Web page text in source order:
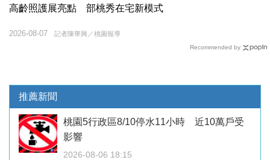
高齡照護展亮點 部桃秀在宅新模式
記者陳華興／桃園報導
2026-08-07
Recommended by
推薦新聞
桃園5行政區8/10停水11小時 近10萬戶受
影響
2026-08-06 18:15